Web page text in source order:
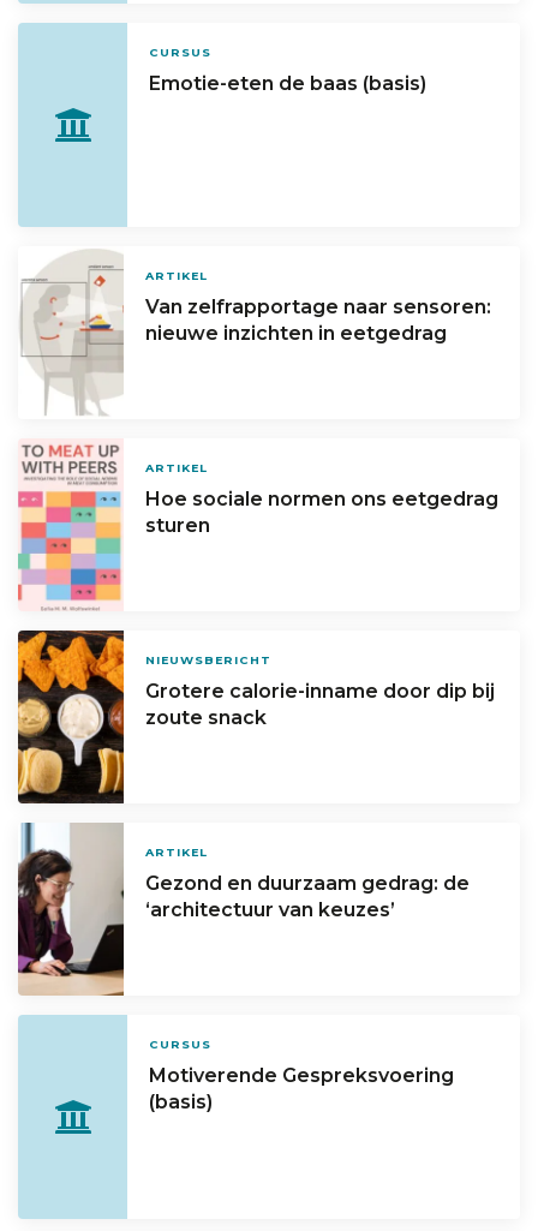
CURSUS
Emotie-eten de baas (basis)
ARTIKEL
Van zelfrapportage naar sensoren:
nieuwe inzichten in eetgedrag
ARTIKEL
Hoe sociale normen ons eetgedrag
sturen
NIEUWSBERICHT
Grotere calorie-inname door dip bij
zoute snack
ARTIKEL
Gezond en duurzaam gedrag: de
‘architectuur van keuzes’
CURSUS
Motiverende Gespreksvoering
(basis)